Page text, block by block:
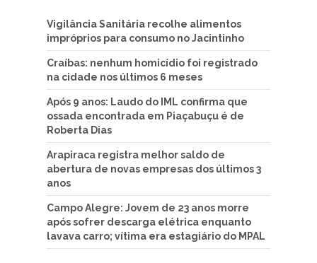
Vigilância Sanitária recolhe alimentos
impróprios para consumo no Jacintinho
Craíbas: nenhum homicídio foi registrado
na cidade nos últimos 6 meses
Após 9 anos: Laudo do IML confirma que
ossada encontrada em Piaçabuçu é de
Roberta Dias
Arapiraca registra melhor saldo de
abertura de novas empresas dos últimos 3
anos
Campo Alegre: Jovem de 23 anos morre
após sofrer descarga elétrica enquanto
lavava carro; vítima era estagiário do MPAL